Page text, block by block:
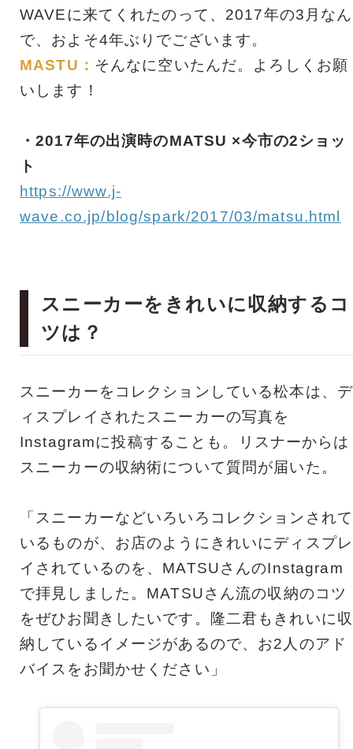
WAVEに来てくれたのって、2017年の3月なん
で、およそ4年ぶりでございます。
MASTU： そんなに空いたんだ。よろしくお願
いします！
・2017年の出演時のMATSU ×今市の2ショッ
ト
https://www.j-
wave.co.jp/blog/spark/2017/03/matsu.html
スニーカーをきれいに収納するコ
ツは？
スニーカーをコレクションしている松本は、デ
ィスプレイされたスニーカーの写真を
Instagramに投稿することも。リスナーからは
スニーカーの収納術について質問が届いた。
「スニーカーなどいろいろコレクションされて
いるものが、お店のようにきれいにディスプレ
イされているのを、MATSUさんのInstagram
で拝見しました。MATSUさん流の収納のコツ
をぜひお聞きしたいです。隆二君もきれいに収
納しているイメージがあるので、お2人のアド
バイスをお聞かせください」